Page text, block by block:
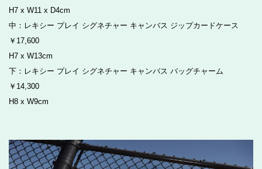
H7 x W11 x D4cm
中：レキシー プレイ シグネチャー キャンバス ジップカードケース
￥17,600
H7 x W13cm
下：レキシー プレイ シグネチャー キャンバス バッグチャーム
￥14,300
H8 x W9cm